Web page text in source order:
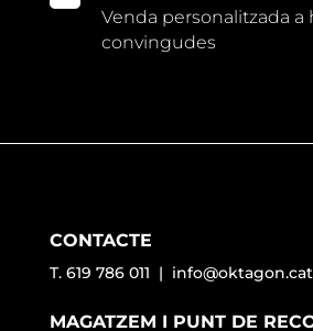
Venda personalitzada a
convingudes
CONTACTE
T. 619 786 011 | info@oktagon.cat
MAGATZEM I PUNT DE